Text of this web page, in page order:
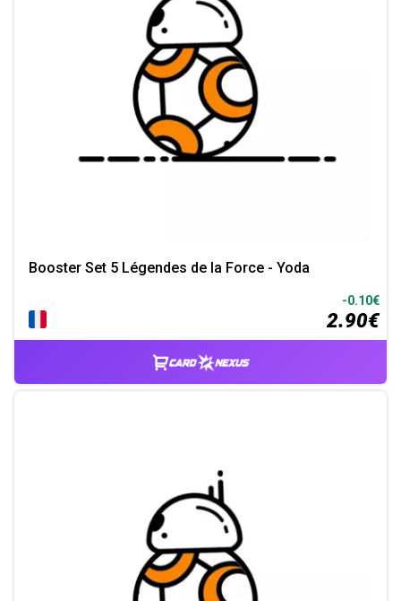
Booster Set 5 Légendes de la Force - Yoda
-0.10€
2.90€